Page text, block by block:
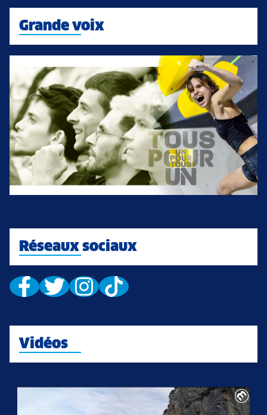
Grande voix
Réseaux sociaux
Vidéos